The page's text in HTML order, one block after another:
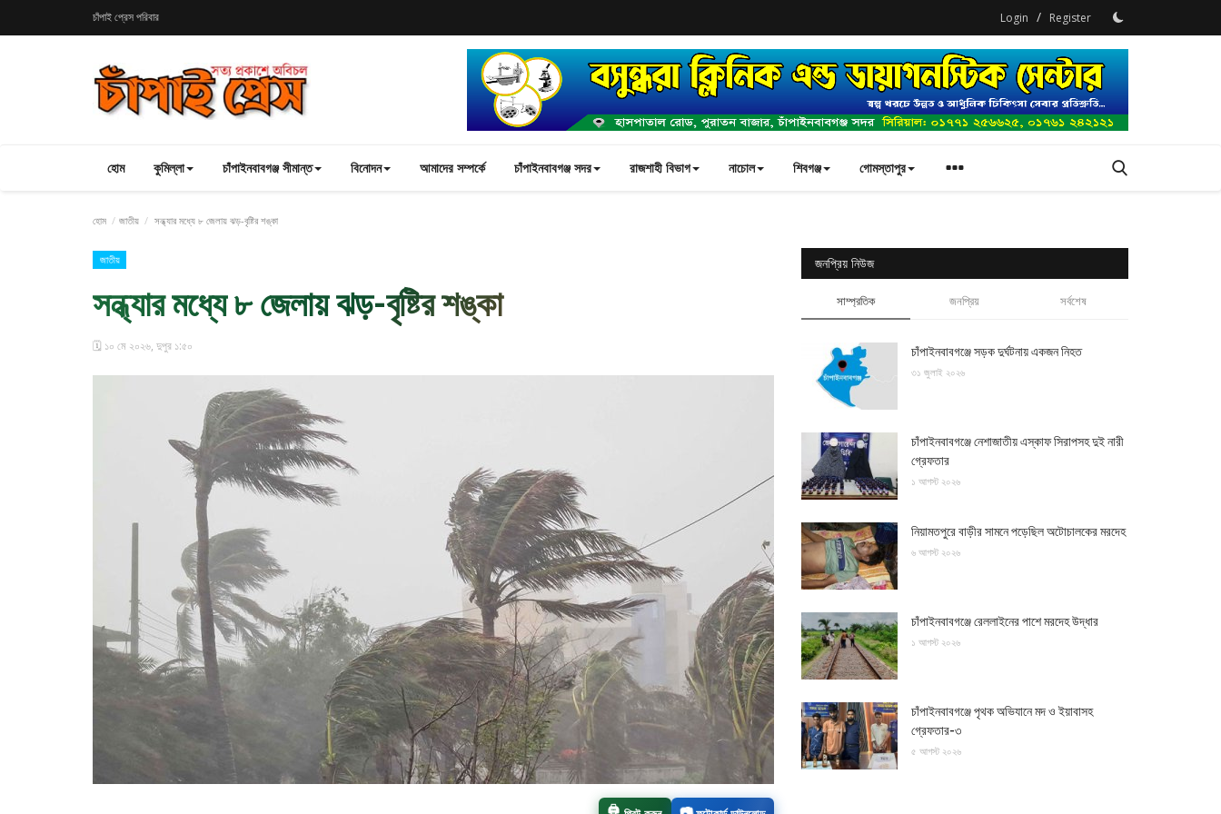
চাঁপাই প্রেস পরিবার Login / Register
হোম কুমিল্লা চাঁপাইনবাবগঞ্জ সীমান্ত বিনোদন আমাদের সম্পর্কে চাঁপাইনবাবগঞ্জ সদর রাজশাহী বিভাগ নাচোল শিবগঞ্জ গোমস্তাপুর
হোম জাতীয় সন্ধ্যার মধ্যে ৮ জেলায় ঝড়-বৃষ্টির শঙ্কা
জাতীয়
সন্ধ্যার মধ্যে ৮ জেলায় ঝড়-বৃষ্টির শঙ্কা
🗓️ ১০ মে ২০২৬, দুপুর ১:৫০
🖨️
জনপ্রিয় নিউজ
সাম্প্রতিক জনপ্রিয় সর্বশেষ
চাঁপাইনবাবগঞ্জে সড়ক দুর্ঘটনায় একজন নিহত
৩১ জুলাই ২০২৬
চাঁপাইনবাবগঞ্জে নেশাজাতীয় এস্কাফ সিরাপসহ দুই নারী
গ্রেফতার
১ আগস্ট ২০২৬
নিয়ামতপুরে বাড়ীর সামনে পড়েছিল অটোচালকের মরদেহ
৬ আগস্ট ২০২৬
চাঁপাইনবাবগঞ্জে রেললাইনের পাশে মরদেহ উদ্ধার
১ আগস্ট ২০২৬
চাঁপাইনবাবগঞ্জে পৃথক অভিযানে মদ ও ইয়াবাসহ
গ্রেফতার-৩
৫ আগস্ট ২০২৬